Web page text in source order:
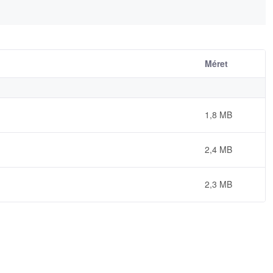
Méret
1,8 MB
2,4 MB
2,3 MB